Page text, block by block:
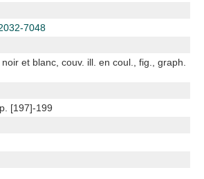
7048
et blanc, couv. ill. en coul., fig., graph.
[197]-199